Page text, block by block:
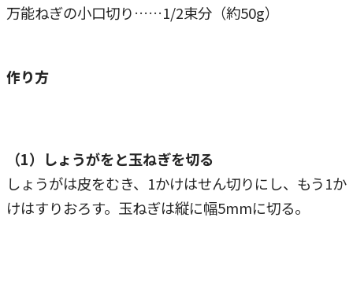
万能ねぎの小口切り……1/2束分（約50g）
作り方
（1）しょうがをと玉ねぎを切る
しょうがは皮をむき、1かけはせん切りにし、もう1か
けはすりおろす。玉ねぎは縦に幅5mmに切る。